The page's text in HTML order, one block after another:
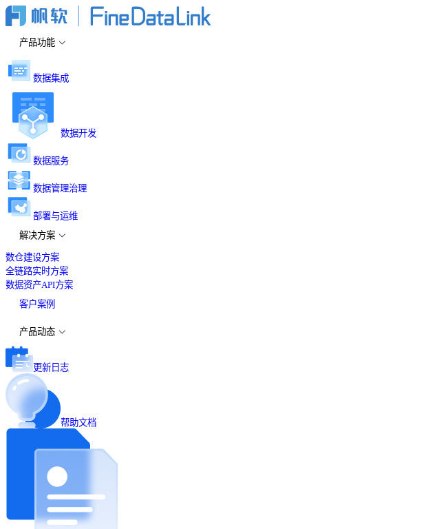
产品功能
数据集成
数据开发
数据服务
数据管理治理
部署与运维
解决方案
数仓建设方案
全链路实时方案
数据资产API方案
客户案例
产品动态
更新日志
帮助文档